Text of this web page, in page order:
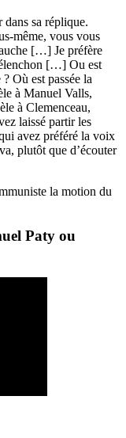
dans sa réplique.
même, vous vous
[…] Je préfère
[…] Ou est
Où est passée la
à Manuel Valls,
à Clemenceau,
laissé partir les
avez préféré la voix
plutôt que d’écouter
la motion du
Paty ou